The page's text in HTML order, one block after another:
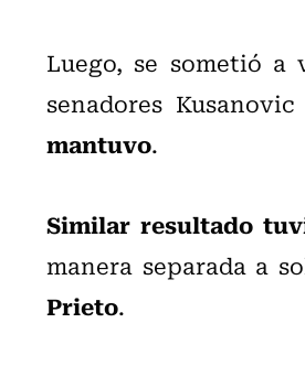
Luego, se sometió a
senadores
mantuvo.
Similar resultado
manera separada a
Prieto.